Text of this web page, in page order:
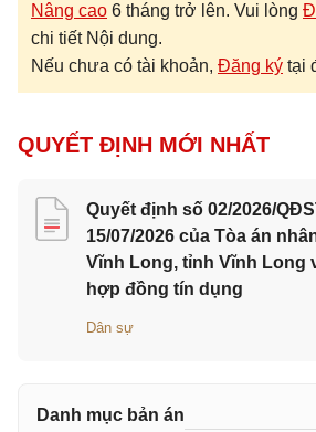
Nâng cao 6 tháng trở lên. Vui lòng
chi tiết Nội dung.
Nếu chưa có tài khoản, Đăng ký tại
QUYẾT ĐỊNH MỚI NHẤT
Quyết định số 02/2026/
15/07/2026 của Tòa án
Vĩnh Long, tỉnh Vĩnh Long
hợp đồng tín dụng
Dân sự
Danh mục bản án